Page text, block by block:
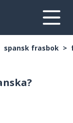
spansk frasbok